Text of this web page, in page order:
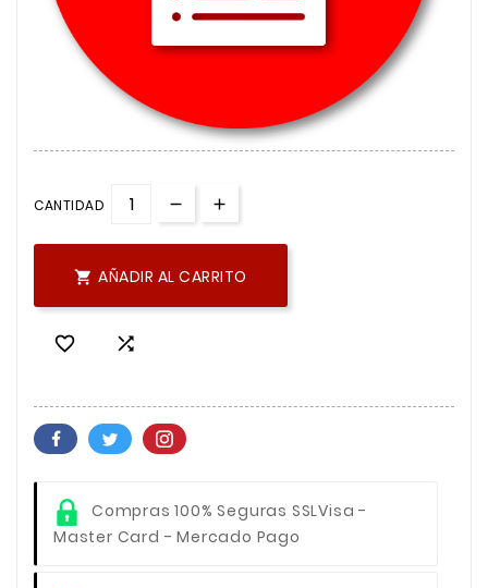
CANTIDAD
 AÑADIR AL CARRITO
 
Compras 100% Seguras SSLVisa -
Master Card - Mercado Pago